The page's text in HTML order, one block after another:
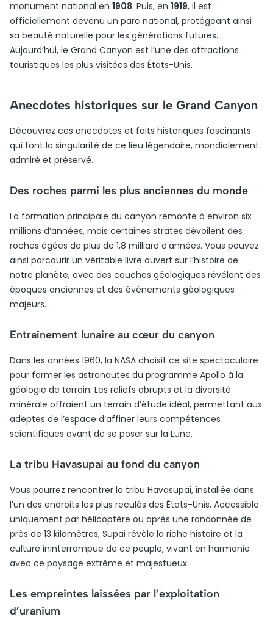
monument national en 1908. Puis, en 1919, il est
officiellement devenu un parc national, protégeant ainsi
sa beauté naturelle pour les générations futures.
Aujourd’hui, le Grand Canyon est l’une des attractions
touristiques les plus visitées des États-Unis.
Anecdotes historiques sur le Grand Canyon
Découvrez ces anecdotes et faits historiques fascinants
qui font la singularité de ce lieu légendaire, mondialement
admiré et préservé.
Des roches parmi les plus anciennes du monde
La formation principale du canyon remonte à environ six
millions d’années, mais certaines strates dévoilent des
roches âgées de plus de 1,8 milliard d’années. Vous pouvez
ainsi parcourir un véritable livre ouvert sur l’histoire de
notre planète, avec des couches géologiques révélant des
époques anciennes et des événements géologiques
majeurs.
Entraînement lunaire au cœur du canyon
Dans les années 1960, la NASA choisit ce site spectaculaire
pour former les astronautes du programme Apollo à la
géologie de terrain. Les reliefs abrupts et la diversité
minérale offraient un terrain d’étude idéal, permettant aux
adeptes de l’espace d’affiner leurs compétences
scientifiques avant de se poser sur la Lune.
La tribu Havasupai au fond du canyon
Vous pourrez rencontrer la tribu Havasupai, installée dans
l’un des endroits les plus reculés des États-Unis. Accessible
uniquement par hélicoptère ou après une randonnée de
près de 13 kilomètres, Supai révèle la riche histoire et la
culture ininterrompue de ce peuple, vivant en harmonie
avec ce paysage extrême et majestueux.
Les empreintes laissées par l’exploitation
d’uranium